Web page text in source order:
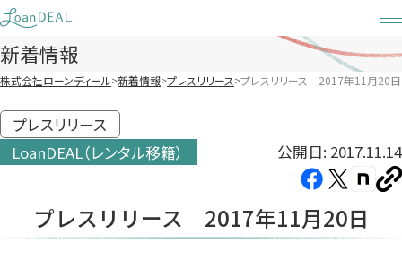
Skip
to
content
新着情報
株式会社ローンディール 新着情報 プレスリリース プレスリリース 2017年11月20日
プレスリリース
LoanDEAL（レンタル移籍）
公開日: 2017.11.14
Facebook（新
い
タ
X（新
い
タ
note（新
い
タ
プレスリリース 2017年11月20日